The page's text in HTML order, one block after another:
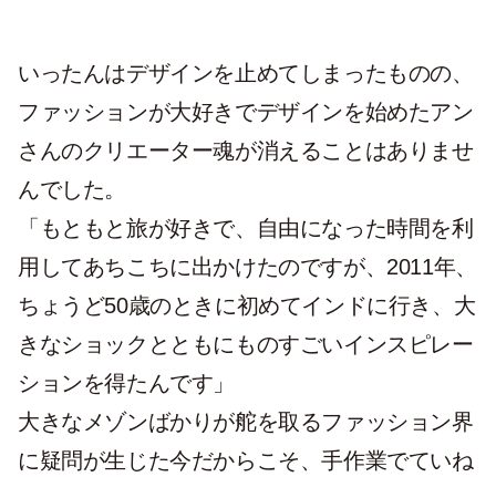
いったんはデザインを止めてしまったものの、
ファッションが大好きでデザインを始めたアン
さんのクリエーター魂が消えることはありませ
んでした。
「もともと旅が好きで、自由になった時間を利
用してあちこちに出かけたのですが、2011年、
ちょうど50歳のときに初めてインドに行き、大
きなショックとともにものすごいインスピレー
ションを得たんです」
大きなメゾンばかりが舵を取るファッション界
に疑問が生じた今だからこそ、手作業でていね